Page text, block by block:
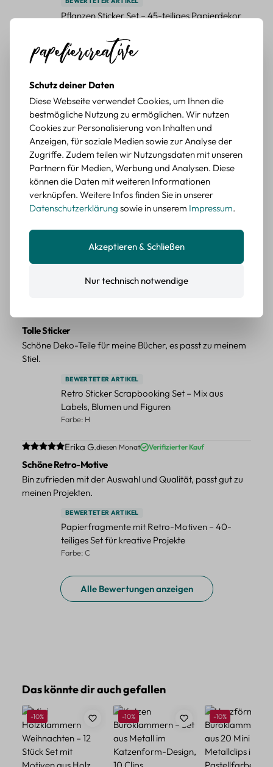
Pflanzen Sticker Set – 45-teiliges Papierdekor
Durchschnittliche Bewertung von 5 von 5 Sternen
Erika G.diesen Monat
Tolle Motive, Briefmarken gehen zu vielen Projekten,
würde sie wieder kaufen.
BEWERTETER ARTIKEL
Retro Briefmarken Sticker Set – 45 Papier-
Sticker mit Wald- und Tiermotiven
Durchschnittliche Bewertung von 5 von 5 Sternen
Erika G.diesen Monat Verifizierter Kauf
Schöne Motive
Die Sticker passen gut zu meinen Büchern, würde sie
BEWERTETER ARTIKEL
Farbe: F
Tolle Sticker
Schöne Deko-Teile für meine Bücher, es passt zu meinem
Stiel.
BEWERTETER ARTIKEL
Retro Sticker Scrapbooking Set – Mix aus
Labels, Blumen und Figuren
Farbe: H
Durchschnittliche Bewertung von 5 von 5 Sternen
Erika G.diesen Monat Verifizierter Kauf
Schöne Retro-Motive
Bin zufrieden mit der Auswahl und Qualität, passt gut zu
meinen Projekten.
BEWERTETER ARTIKEL
Papierfragmente mit Retro-Motiven – 40-
teiliges Set für kreative Projekte
Farbe: C
Alle Bewertungen anzeigen
Produktgalerie überspringen
Das könnte dir auch gefallen
Rabatt
-10% Rabatt
-10% Rabatt
-10%
Schutz deiner Daten
Diese Webseite verwendet Cookies, um Ihnen die
bestmögliche Nutzung zu ermöglichen. Wir nutzen
Cookies zur Personalisierung von Inhalten und
Anzeigen, für soziale Medien sowie zur Analyse der
Zugriffe. Zudem teilen wir Nutzungsdaten mit unseren
Partnern für Medien, Werbung und Analysen. Diese
können die Daten mit weiteren Informationen
verknüpfen. Weitere Infos finden Sie in unserer
Datenschutzerklärung sowie in unserem Impressum.
Nur technisch notwendige
Akzeptieren & Schließen